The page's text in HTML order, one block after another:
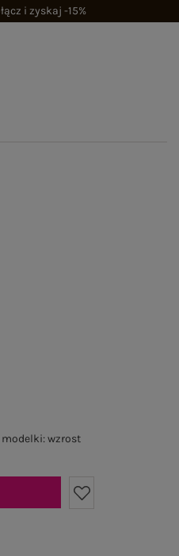
i zyskaj -15%
wzrost